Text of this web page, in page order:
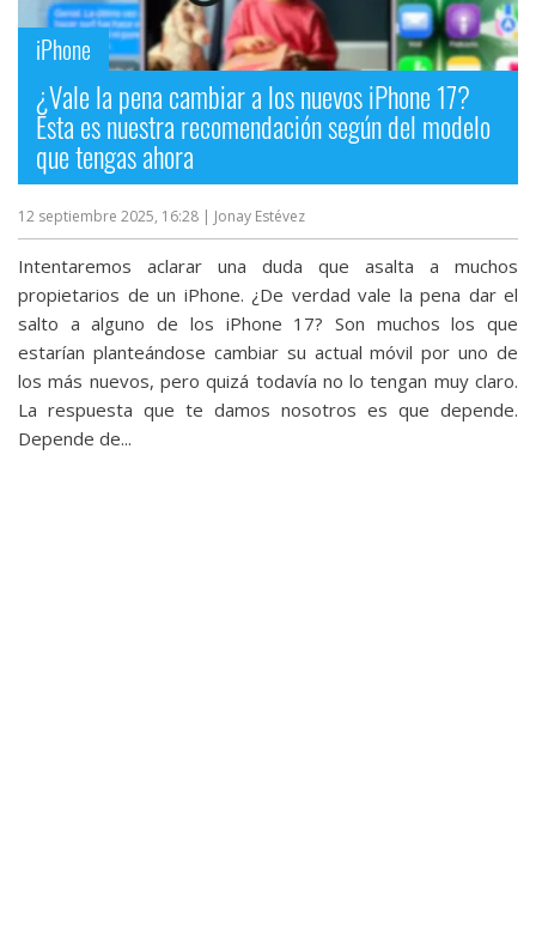
iPhone
¿Vale la pena cambiar a los nuevos iPhone 17?
Esta es nuestra recomendación según del modelo
que tengas ahora
12 septiembre 2025, 16:28 | Jonay Estévez
Intentaremos aclarar una duda que asalta a muchos
propietarios de un iPhone. ¿De verdad vale la pena dar el
salto a alguno de los iPhone 17? Son muchos los que
estarían planteándose cambiar su actual móvil por uno de
los más nuevos, pero quizá todavía no lo tengan muy claro.
La respuesta que te damos nosotros es que depende.
Depende de...